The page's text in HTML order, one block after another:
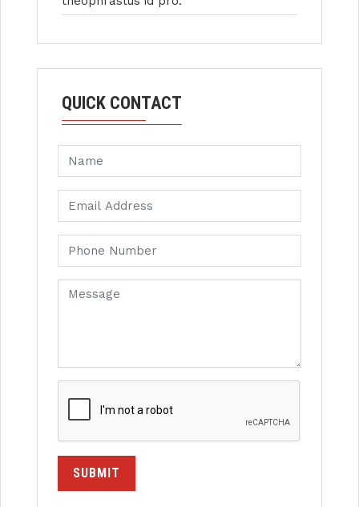
QUICK CONTACT
SUBMIT